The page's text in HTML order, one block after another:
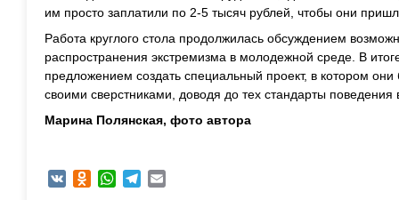
им просто заплатили по 2-5 тысяч рублей, чтобы они
Работа круглого стола продолжилась обсуждением
распространения экстремизма в молодежной среде. В
предложением создать специальный проект, в котором
своими сверстниками, доводя до тех стандарты поведения
Марина Полянская, фото автора
VK Odnoklassniki
WhatsAppTelegram